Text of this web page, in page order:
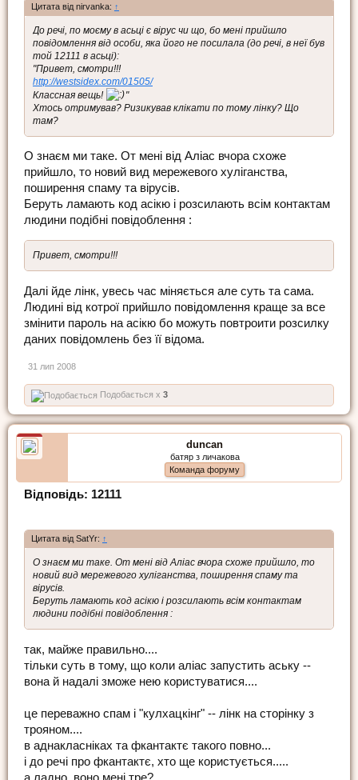
Цитата від nirvanka: ↑
До речі, по моєму в асьці є вірус чи що, бо мені прийшло
повідомлення від особи, яка його не посилала (до речі, в неї був
той 12111 в асьці):
"Привет, смотри!!!
http://westsidex.com/01505/
Классная вещь!
"
Хтось отримував? Ризикував клікати по тому лінку? Що
там?
О знаєм ми таке. От мені від Аліас вчора схоже
прийшло, то новий вид мережевого хуліганства,
поширення спаму та вірусів.
Беруть ламають код асікю і розсилають всім контактам
людини подібні повідоблення :
Привет, смотри!!!
Далі йде лінк, увесь час міняється але суть та сама.
Людині від котрої прийшло повідомлення краще за все
змінити пароль на асікю бо можуть повтроити розсилку
даних повідомлень без її відома.
31 лип 2008
Подобається x 3
duncan
батяр з личакова
Команда форуму
Відповідь: 12111
Цитата від SatYr: ↑
О знаєм ми таке. От мені від Аліас вчора схоже прийшло, то
новий вид мережевого хуліганства, поширення спаму та
вірусів.
Беруть ламають код асікю і розсилають всім контактам
людини подібні повідоблення :
так, майже правильно....
тільки суть в тому, що коли аліас запустить аську --
вона й надалі зможе нею користуватися....
це переважно спам і "кулхацкінг" -- лінк на сторінку з
трояном....
в аднакласніках та фкантактє такого повно...
і до речі про фкантактє, хто ще користується.....